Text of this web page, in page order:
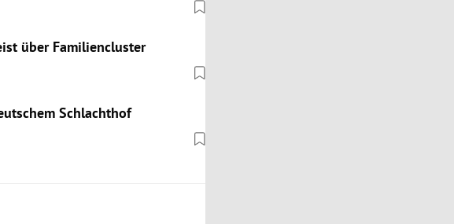
über Familiencluster
Schlachthof